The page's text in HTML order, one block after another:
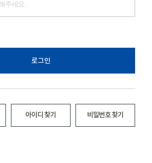
로그인
아이디 찾기 비밀번호 찾기